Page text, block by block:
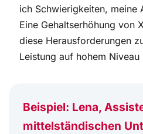
ich Schwierigkeiten, meine
Eine Gehaltserhöhung von
diese Herausforderungen
Leistung auf hohem Niveau
Beispiel: Lena,
mittelständischen